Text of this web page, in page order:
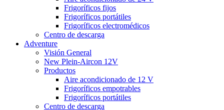
Frigoríficos fijos
Frigoríficos portátiles
Frigoríficos electromédicos
Centro de descarga
Adventure
Visión General
New Plein-Aircon 12V
Productos
Aire acondicionado de 12 V
Frigoríficos empotrables
Frigoríficos portátiles
Centro de descarga